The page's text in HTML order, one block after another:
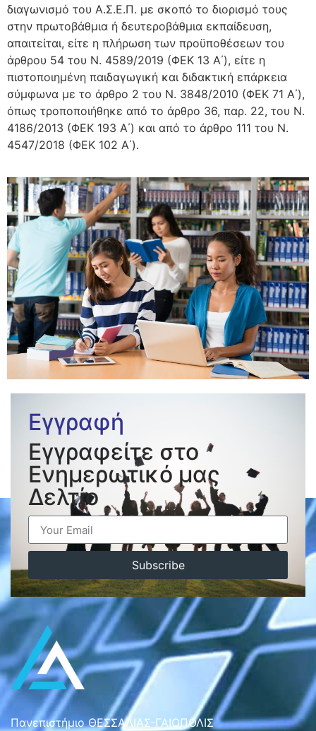
διαγωνισμό του Α.Σ.Ε.Π. με σκοπό το διορισμό τους
στην πρωτοβάθμια ή δευτεροβάθμια εκπαίδευση,
απαιτείται, είτε η πλήρωση των προϋποθέσεων του
άρθρου 54 του Ν. 4589/2019 (ΦΕΚ 13 Α΄), είτε η
πιστοποιημένη παιδαγωγική και διδακτική επάρκεια
σύμφωνα με το άρθρο 2 του Ν. 3848/2010 (ΦΕΚ 71 Α΄),
όπως τροποποιήθηκε από το άρθρο 36, παρ. 22, του Ν.
4186/2013 (ΦΕΚ 193 Α΄) και από το άρθρο 111 του Ν.
4547/2018 (ΦΕΚ 102 Α΄).
Εγγραφή
Εγγραφείτε στο
Ενημερωτικό μας
Δελτίο
Subscribe
Πανεπιστήμιο ΘΕΣΣΑΛΙΑΣ-ΓΑΙΟΠΟΛΙΣ